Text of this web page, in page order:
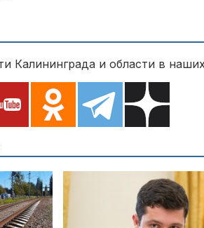
Калининграда и области в